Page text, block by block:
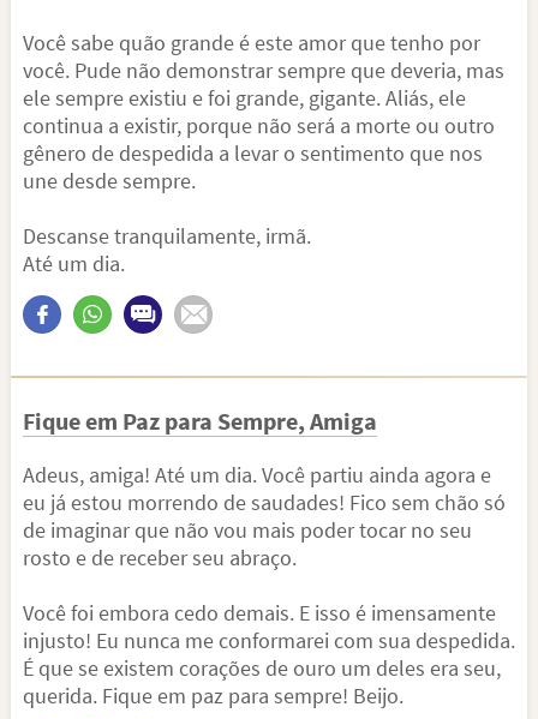
Você sabe quão grande é este amor que tenho por
você. Pude não demonstrar sempre que deveria, mas
ele sempre existiu e foi grande, gigante. Aliás, ele
continua a existir, porque não será a morte ou outro
gênero de despedida a levar o sentimento que nos
une desde sempre.
Descanse tranquilamente, irmã.
Até um dia.
Fique em Paz para Sempre, Amiga
Adeus, amiga! Até um dia. Você partiu ainda agora e
eu já estou morrendo de saudades! Fico sem chão só
de imaginar que não vou mais poder tocar no seu
rosto e de receber seu abraço.
Você foi embora cedo demais. E isso é imensamente
injusto! Eu nunca me conformarei com sua despedida.
É que se existem corações de ouro um deles era seu,
querida. Fique em paz para sempre! Beijo.